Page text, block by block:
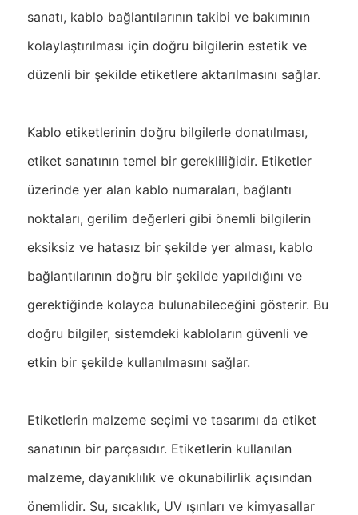
sanatı, kablo bağlantılarının takibi ve bakımının
kolaylaştırılması için doğru bilgilerin estetik ve
düzenli bir şekilde etiketlere aktarılmasını sağlar.
Kablo etiketlerinin doğru bilgilerle donatılması,
etiket sanatının temel bir gerekliliğidir. Etiketler
üzerinde yer alan kablo numaraları, bağlantı
noktaları, gerilim değerleri gibi önemli bilgilerin
eksiksiz ve hatasız bir şekilde yer alması, kablo
bağlantılarının doğru bir şekilde yapıldığını ve
gerektiğinde kolayca bulunabileceğini gösterir. Bu
doğru bilgiler, sistemdeki kabloların güvenli ve
etkin bir şekilde kullanılmasını sağlar.
Etiketlerin malzeme seçimi ve tasarımı da etiket
sanatının bir parçasıdır. Etiketlerin kullanılan
malzeme, dayanıklılık ve okunabilirlik açısından
önemlidir. Su, sıcaklık, UV ışınları ve kimyasallar